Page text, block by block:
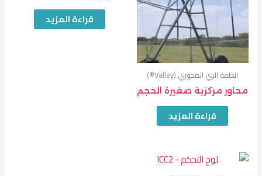
انظمة الري المحوري (Valley®)
محاور مركزية صغيرة الحجم
قراءة المزيد
قراءة المزيد